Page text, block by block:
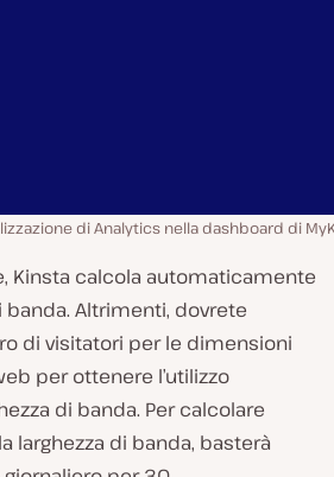
di Analytics nella dashboard di
Kinsta calcola automaticamente
banda. Altrimenti, dovrete
di visitatori per le dimensioni
per ottenere l’utilizzo
di banda. Per calcolare
larghezza di banda, basterà